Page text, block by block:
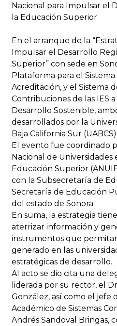
Nacional para Impulsar el
la Educación Superior
En el arranque de la
Impulsar el Desarrollo
Superior” con sede en
Plataforma para el
Acreditación, y el Sistema
Contribuciones de las IES
Desarrollo Sostenible,
desarrollados por la
Baja California Sur (UABCS).
El evento fue coordinado
Nacional de Universidades
Educación Superior
con la Subsecretaría de
Secretaría de Educación
del estado de Sonora.
En suma, la estrategia
aterrizar información y
instrumentos que
generado en las
estratégicas de desarrollo.
Al acto se dio cita una
liderada por su rector, el
González, así como el jefe
Académico de Sistemas
Andrés Sandoval Bringas,